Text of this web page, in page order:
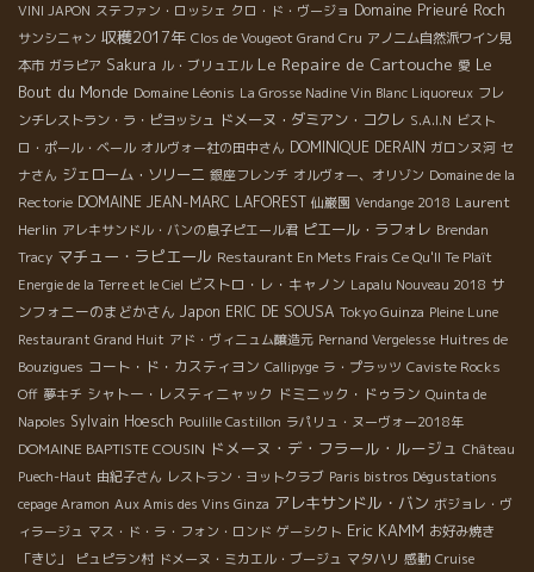
VINI JAPON ステファン・ロッシェ クロ・ド・ヴージョ Domaine Prieuré Roch
サンシニャン 収穫2017年 Clos de Vougeot Grand Cru アノニム自然派ワイン見
本市 ガラピア Sakura ル・ブリュエル Le Repaire de Cartouche 愛 Le
Bout du Monde Domaine Léonis La Grosse Nadine Vin Blanc Liquoreux フレ
ンチレストラン・ラ・ピヨッシュ ドメーヌ・ダミアン・コクレ S.A.I.N ビスト
ロ・ポール・ベール オルヴォー社の田中さん DOMINIQUE DERAIN ガロンヌ河 セ
ナさん ジェローム・ソリーニ 銀座フレンチ オルヴォー、オリゾン Domaine de la
Rectorie DOMAINE JEAN-MARC LAFOREST 仙巌園 Vendange 2018 Laurent
Herlin アレキサンドル・バンの息子ピエール君 ピエール・ラフォレ Brendan
Tracy マチュー・ラピエール Restaurant En Mets Frais Ce Qu'Il Te Plaît
Energie de la Terre et le Ciel ビストロ・レ・キャノン Lapalu Nouveau 2018 サ
ンフォニーのまどかさん Japon ERIC DE SOUSA Tokyo Guinza Pleine Lune
Restaurant Grand Huit アド・ヴィニュム醸造元 Pernand Vergelesse Huitres de
Bouzigues コート・ド・カスティヨン Callipyge ラ・プラッツ Caviste Rocks
Off 夢キチ シャトー・レスティニャック ドミニック・ドゥラン Quinta de
Napoles Sylvain Hoesch Poulille Castillon ラパリュ・ヌーヴォー2018年
DOMAINE BAPTISTE COUSIN ドメーヌ・デ・フラール・ルージュ Château
Puech-Haut 由紀子さん レストラン・ヨットクラブ Paris bistros Dégustations
cepage Aramon Aux Amis des Vins Ginza アレキサンドル・バン ボジョレ・ヴ
ィラージュ マス・ド・ラ・フォン・ロンド ゲーシクト Eric KAMM お好み焼き
「きじ」
ピュピラン村 ドメーヌ・ミカエル・ブージュ マタハリ 感動 Cruise